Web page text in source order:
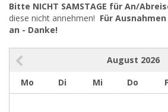
Bitte NICHT SAMSTAGE für An/
diese nicht annehmen! Für
an - Danke!
August 2026
Mo
Di Mi Do